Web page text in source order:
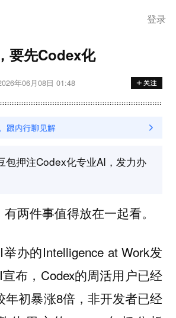
登录
要先Codex化
年06月08日 01:48
包押注Codex化专业AI，发力办
两件事值得放在一起看。
办的Intelligence at Work发
布，Codex的周活用户已经
年初暴涨8倍，非开发者已经